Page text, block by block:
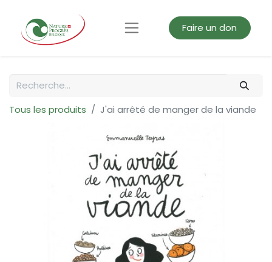
Faire un don
Tous les produits J'ai arrêté de manger de la viande